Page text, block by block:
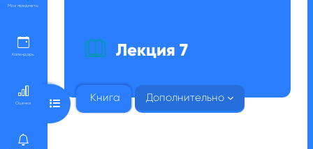
Мои предметы
Календарь
Оценки
Лекция 7
Книга Дополнительно
Открыть оглавление курса